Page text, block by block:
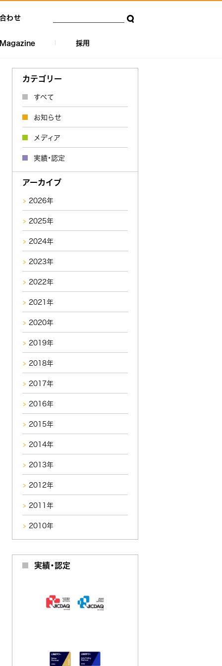
わせ
Magazine 採用
カテゴリー
すべて
お知らせ
メディア
実績・認定
アーカイブ
2026年
2025年
2024年
2023年
2022年
2021年
2020年
2019年
2018年
2017年
2016年
2015年
2014年
2013年
2012年
2011年
2010年
実績・認定